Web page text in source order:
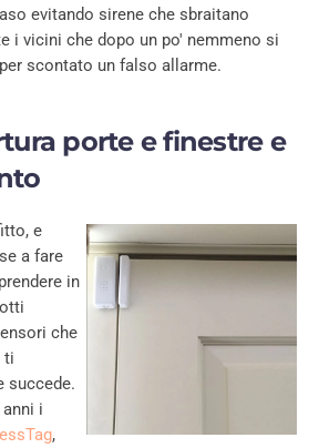
evitando sirene che sbraitano
i vicini che dopo un po' nemmeno si
scontato un falso allarme.
porte e finestre e
e
a fare
in
che
ti
succede.
i
,